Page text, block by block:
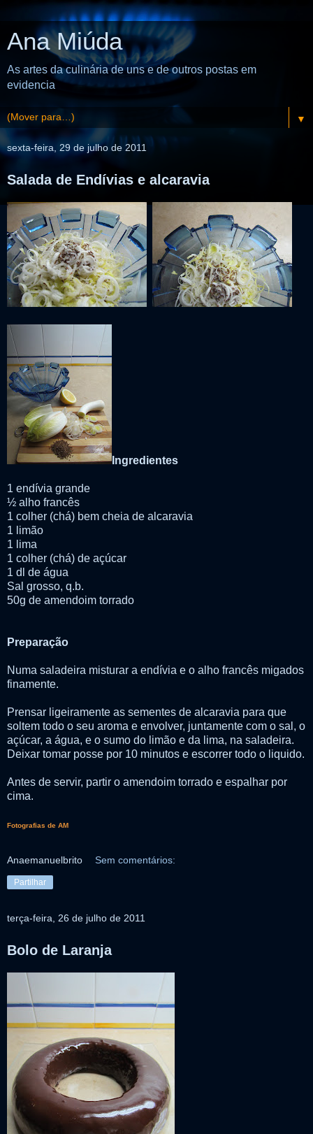
Ana Miúda
As artes da culinária de uns e de outros postas em
evidencia
▼
sexta-feira, 29 de julho de 2011
Salada de Endívias e alcaravia
Ingredientes
1 endívia grande
½ alho francês
1 colher (chá) bem cheia de alcaravia
1 limão
1 lima
1 colher (chá) de açúcar
1 dl de água
Sal grosso, q.b.
50g de amendoim torrado
Preparação
Numa saladeira misturar a endívia e o alho francês migados
finamente.
Prensar ligeiramente as sementes de alcaravia para que
soltem todo o seu aroma e envolver, juntamente com o sal, o
açúcar, a água, e o sumo do limão e da lima, na saladeira.
Deixar tomar posse por 10 minutos e escorrer todo o liquido.
Antes de servir, partir o amendoim torrado e espalhar por
cima.
Fotografias de AM
Anaemanuelbrito Sem comentários:
Partilhar
terça-feira, 26 de julho de 2011
Bolo de Laranja